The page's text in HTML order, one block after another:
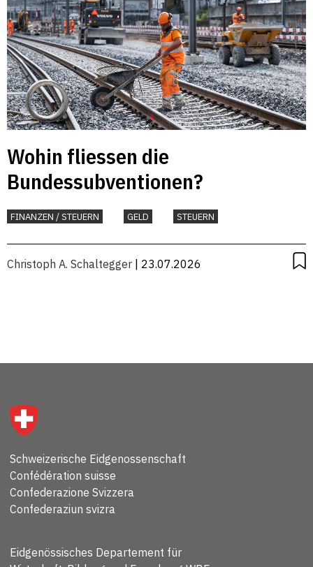
Wohin fliessen die
Bundessubventionen?
FINANZEN / STEUERN GELD STEUERN
Christoph A. Schaltegger | 23.07.2026
Schweizerische Eidgenossenschaft
Confédération suisse
Confederazione Svizzera
Confederaziun svizra
Eidgenössisches Departement für